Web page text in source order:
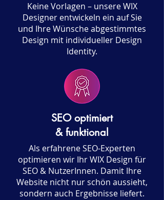
Keine Vorlagen – unsere WIX
Designer entwickeln ein auf Sie
und Ihre Wünsche abgestimmtes
Design mit individueller Design
Identity.
SEO optimiert
& funktional
Als erfahrene SEO-Experten
optimieren wir Ihr WIX Design für
SEO & NutzerInnen. Damit Ihre
Website nicht nur schön aussieht,
sondern auch Ergebnisse liefert.